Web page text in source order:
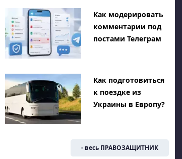
Как модерировать
комментарии под
постами Телеграм
Как подготовиться
к поездке из
Украины в Европу?
- весь ПРАВОЗАЩИТНИК